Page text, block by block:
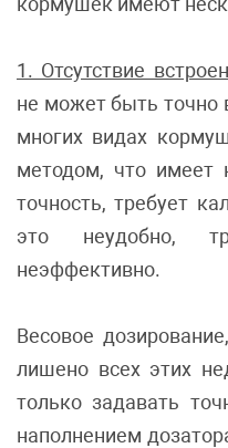
1. Отсутствие
не может быть точно
многих видах
методом, что имеет
точность, требует
это неудобно,
неэффективно.
Весовое
лишено всех этих
только задавать
наполнением